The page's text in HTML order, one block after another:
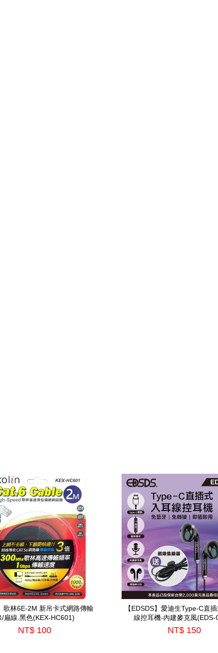
歌林6E-2M 新吊卡式網路傳輸
/扁線.黑色(KEX-HC601)
NT$ 100
【EDSDS】愛迪生Type-C直
線控耳機-內建麥克風(EDS-
NT$ 150